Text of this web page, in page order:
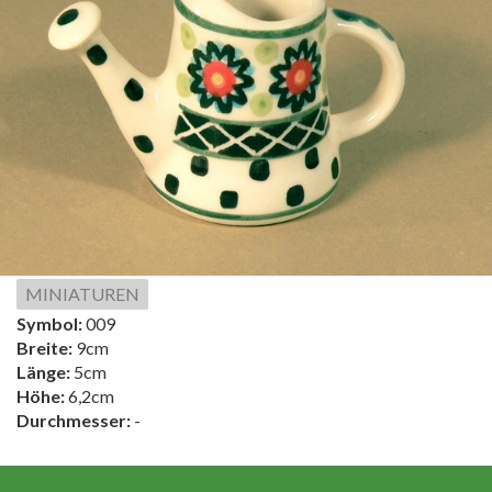
MINIATUREN
Symbol:009
Breite: 9cm
Länge: 5cm
Höhe:6,2cm
Durchmesser: -